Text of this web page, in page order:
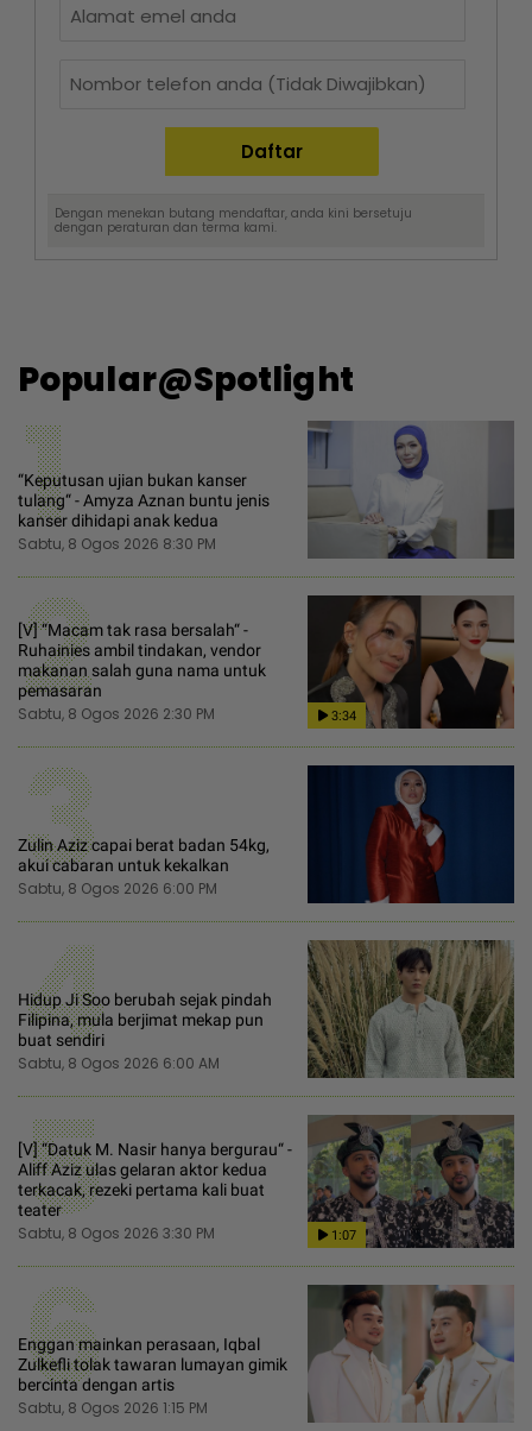
Dengan menekan butang mendaftar, anda kini bersetuju
dengan peraturan dan terma kami.
Popular@Spotlight
1
“Keputusan ujian bukan kanser
tulang“ - Amyza Aznan buntu jenis
kanser dihidapi anak kedua
Sabtu, 8 Ogos 2026 8:30 PM
2
[V] “Macam tak rasa bersalah“ -
Ruhainies ambil tindakan, vendor
makanan salah guna nama untuk
pemasaran
Sabtu, 8 Ogos 2026 2:30 PM 3:34
3
Zulin Aziz capai berat badan 54kg,
akui cabaran untuk kekalkan
Sabtu, 8 Ogos 2026 6:00 PM
4
Hidup Ji Soo berubah sejak pindah
Filipina, mula berjimat mekap pun
buat sendiri
Sabtu, 8 Ogos 2026 6:00 AM
5
[V] “Datuk M. Nasir hanya bergurau“ -
Aliff Aziz ulas gelaran aktor kedua
terkacak, rezeki pertama kali buat
teater
Sabtu, 8 Ogos 2026 3:30 PM 1:07
6
Enggan mainkan perasaan, Iqbal
Zulkefli tolak tawaran lumayan gimik
bercinta dengan artis
Sabtu, 8 Ogos 2026 1:15 PM